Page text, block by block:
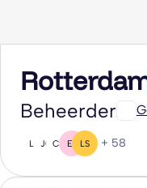
Beheerder
L( JG CH EL LS + 58